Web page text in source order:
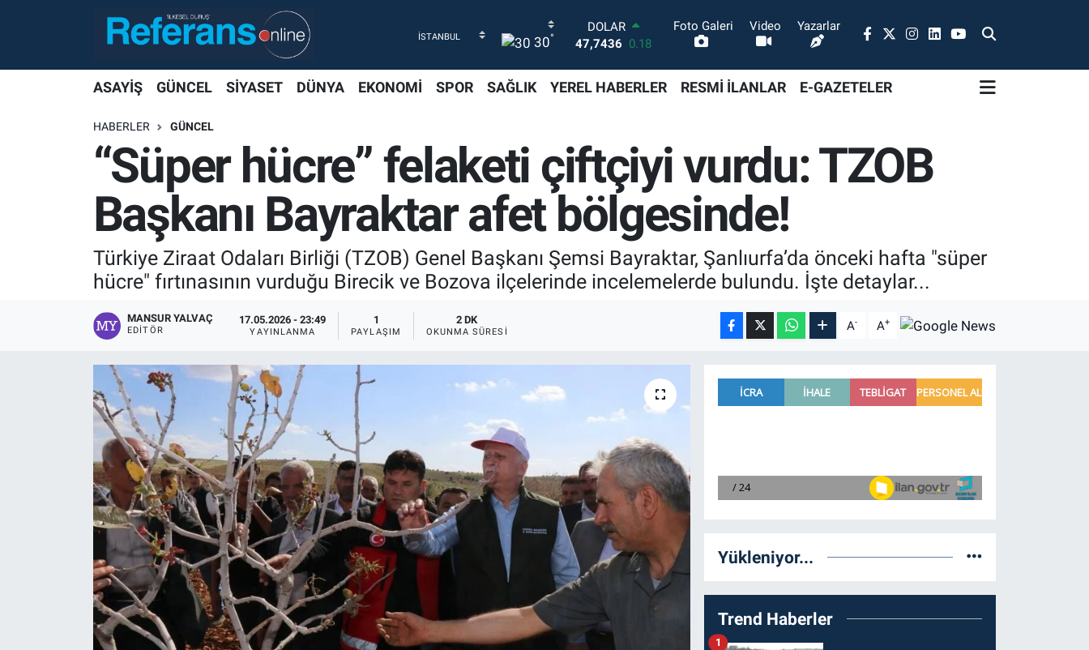
30°
DOLAR
47,7436 0.18
STERLİN
6660.55
0.03
BİST100
13.779 -14
BITCOIN
64.998,24 0.35
Foto Galeri Video Yazarlar
ASAYİŞ GÜNCEL SİYASET DÜNYA EKONOMİ SPOR SAĞLIK YEREL HABERLER RESMİ İLANLAR E-GAZETELER
HABERLER GÜNCEL
“Süper hücre” felaketi çiftçiyi vurdu: TZOB
Başkanı Bayraktar afet bölgesinde!
Türkiye Ziraat Odaları Birliği (TZOB) Genel Başkanı Şemsi Bayraktar, Şanlıurfa’da önceki hafta "süper
hücre" fırtınasının vurduğu Birecik ve Bozova ilçelerinde incelemelerde bulundu. İşte detaylar...
MANSUR YALVAÇ
EDITÖR
17.05.2026 - 23:49
YAYINLANMA
1
PAYLAŞIM
2 DK
OKUNMA SÜRESI A- A+
Yükleniyor...
Trend Haberler
1